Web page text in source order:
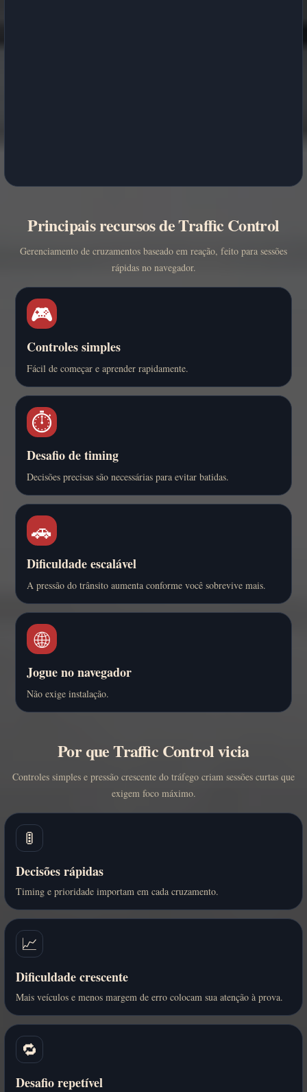
Principais recursos de Traffic Control
Gerenciamento de cruzamentos baseado em reação, feito para sessões
rápidas no navegador.
🎮
Controles simples
Fácil de começar e aprender rapidamente.
⏱️
Desafio de timing
Decisões precisas são necessárias para evitar batidas.
🚗
Dificuldade escalável
A pressão do trânsito aumenta conforme você sobrevive mais.
🌐
Jogue no navegador
Não exige instalação.
Por que Traffic Control vicia
Controles simples e pressão crescente do tráfego criam sessões curtas que
exigem foco máximo.
🚦
Decisões rápidas
Timing e prioridade importam em cada cruzamento.
📈
Dificuldade crescente
Mais veículos e menos margem de erro colocam sua atenção à prova.
🔁
Desafio repetível